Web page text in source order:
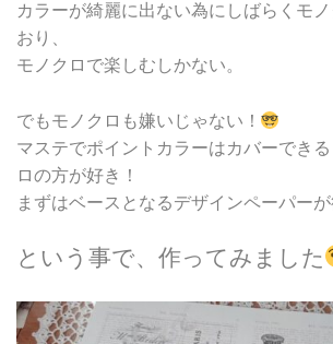
カラーが綺麗に出ない為にしばらくモ
おり、
モノクロで楽しむしかない。
でもモノクロも嫌いじゃない！
マステでポイントカラーはカバーでき
ロの方が好き！
まずはベースとなるデザインペーパーが
という事で、作ってみました